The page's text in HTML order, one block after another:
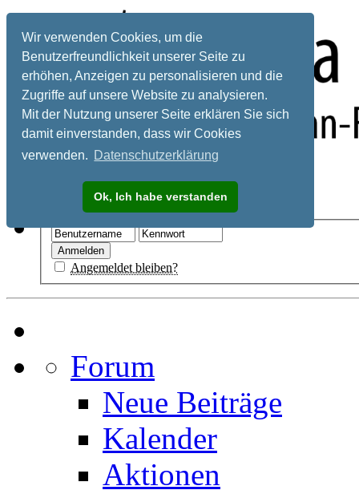
Wir verwenden Cookies, um die
Benutzerfreundlichkeit unserer Seite zu
erhöhen, Anzeigen zu personalisieren und die
Zugriffe auf unsere Website zu analysieren.
Mit der Nutzung unserer Seite erklären Sie sich
damit einverstanden, dass wir Cookies
verwenden. Datenschutzerklärung
Ok, Ich habe verstanden
Registrieren
Angemeldet bleiben?
Forum
Neue Beiträge
Kalender
Aktionen